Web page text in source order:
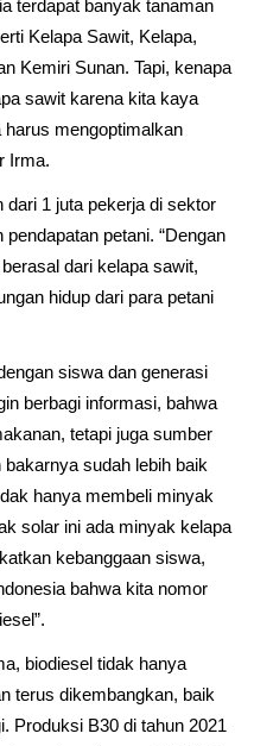
terdapat banyak tanaman
Kelapa Sawit, Kelapa,
Kemiri Sunan. Tapi, kenapa
sawit karena kita kaya
mengoptimalkan
Irma.
dari 1 juta pekerja di sektor
petani. “Dengan
dari kelapa sawit,
hidup dari para petani
siswa dan generasi
berbagi informasi, bahwa
tetapi juga sumber
sudah lebih baik
hanya membeli minyak
solar ini ada minyak kelapa
kebanggaan siswa,
bahwa kita nomor
biodiesel tidak hanya
terus dikembangkan, baik
Produksi B30 di tahun 2021